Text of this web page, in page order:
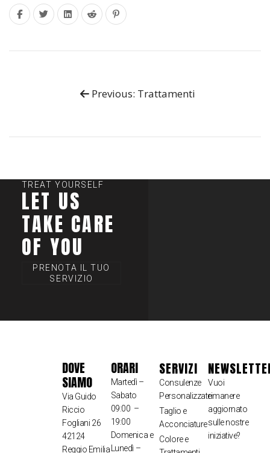
Previous: Trattamenti
TREAT YOURSELF
LET US
TAKE CARE
OF YOU
PRENOTA IL TUO
SERVIZIO
DOVE
SIAMO
Via Guido
Riccio
Fogliani 26
42124
Reggio Emilia
ORARI
Martedì –
Sabato
09:00 –
19:00
Domenica e
Lunedì –
SERVIZI
Consulenze
Personalizzate
Taglio e
Acconciature
Colore e
Vuoi
rimanere
aggiornato
sulle nostre
iniziative?